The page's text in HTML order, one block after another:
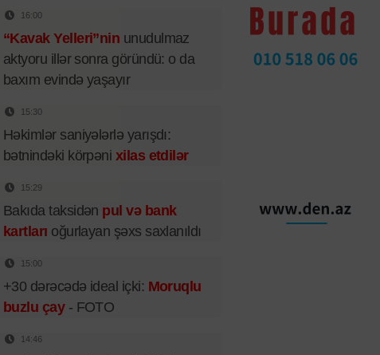
16:00
“Kavak Yelleri”nin unudulmaz
aktyoru illər sonra göründü: o da
baxım evində yaşayır
15:30
Həkimlər saniyələrlə yarışdı:
bətnindəki körpəni xilas etdilər
15:29
Bakıda taksidən pul və bank
kartları oğurlayan şəxs saxlanıldı
15:00
+30 dərəcədə ideal içki: Moruqlu
buzlu çay- FOTO
14:46